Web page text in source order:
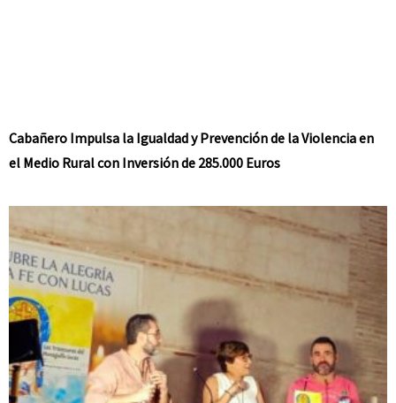
Cabañero Impulsa la Igualdad y Prevención de la Violencia en
el Medio Rural con Inversión de 285.000 Euros